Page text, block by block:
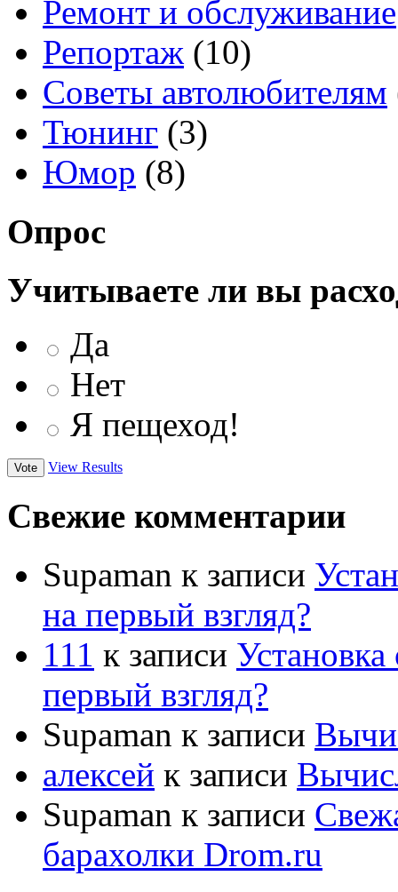
Ремонт и обслуживание
Репортаж (10)
Советы автолюбителям
Тюнинг (3)
Юмор (8)
Опрос
Учитываете ли вы
Да
Нет
Я пещеход!
View Results
Свежие комментарии
Supaman к записи
на первый взгляд?
111 к записи Установка
первый взгляд?
Supaman к записи
алексей к записи
Supaman к записи
барахолки Drom.ru